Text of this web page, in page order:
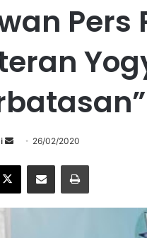
Pers
Send 26/02/2020
X Share via Email Print